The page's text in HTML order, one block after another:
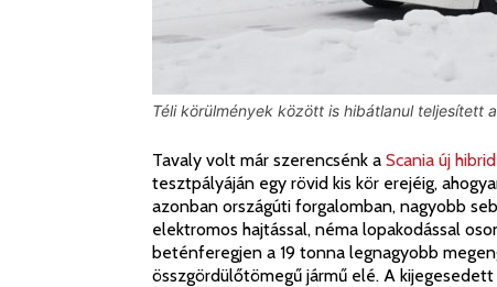
Téli körülmények között is hibátlanul teljesített
Tavaly volt már szerencsénk a Scania új
tesztpályáján egy rövid kis kör erejéig,
azonban országúti forgalomban, nagyobb
elektromos hajtással, néma lopakodással
beténferegjen a 19 tonna legnagyobb
összgördülőtömegű jármű elé. A